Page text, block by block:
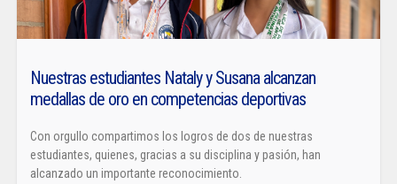
Nuestras estudiantes Nataly y Susana alcanzan
medallas de oro en competencias deportivas
Con orgullo compartimos los logros de dos de nuestras
estudiantes, quienes, gracias a su disciplina y pasión, han
alcanzado un importante reconocimiento.